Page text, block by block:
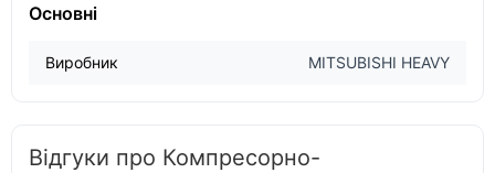
Основні
Виробник MITSUBISHI HEAVY
Відгуки про Компресорно-